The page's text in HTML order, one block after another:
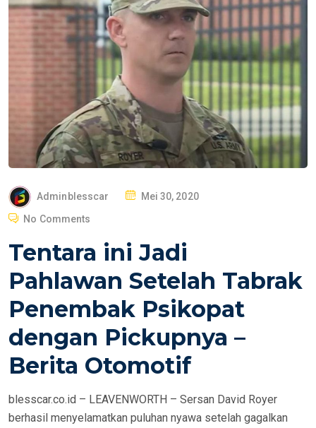
Adminblesscar
P
T
D
O
Mei 30, 2020
No Comments
Tentara ini Jadi
Pahlawan Setelah Tabrak
Penembak Psikopat
dengan Pickupnya –
Berita Otomotif
blesscar.co.id – LEAVENWORTH – Sersan David Royer
berhasil menyelamatkan puluhan nyawa setelah gagalkan